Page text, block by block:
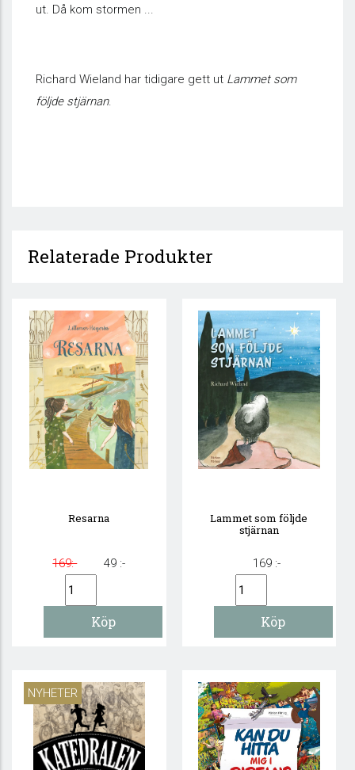
ut. Då kom stormen ...
Richard Wieland har tidigare gett ut Lammet som
följde stjärnan.
Relaterade Produkter
Resarna
169:- 49 :-
Lammet som följde
stjärnan
169 :-
NYHETER